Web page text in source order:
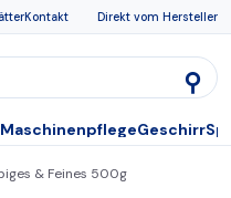
Kontakt Direkt vom Hersteller
⚲
MaschinenpflegeGeschirr
& Feines 500g